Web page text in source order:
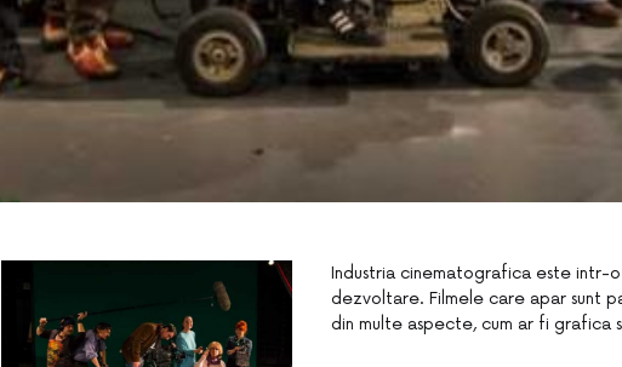
Industria cinematografica este intr-o
dezvoltare. Filmele care apar sunt
din multe aspecte, cum ar fi grafica